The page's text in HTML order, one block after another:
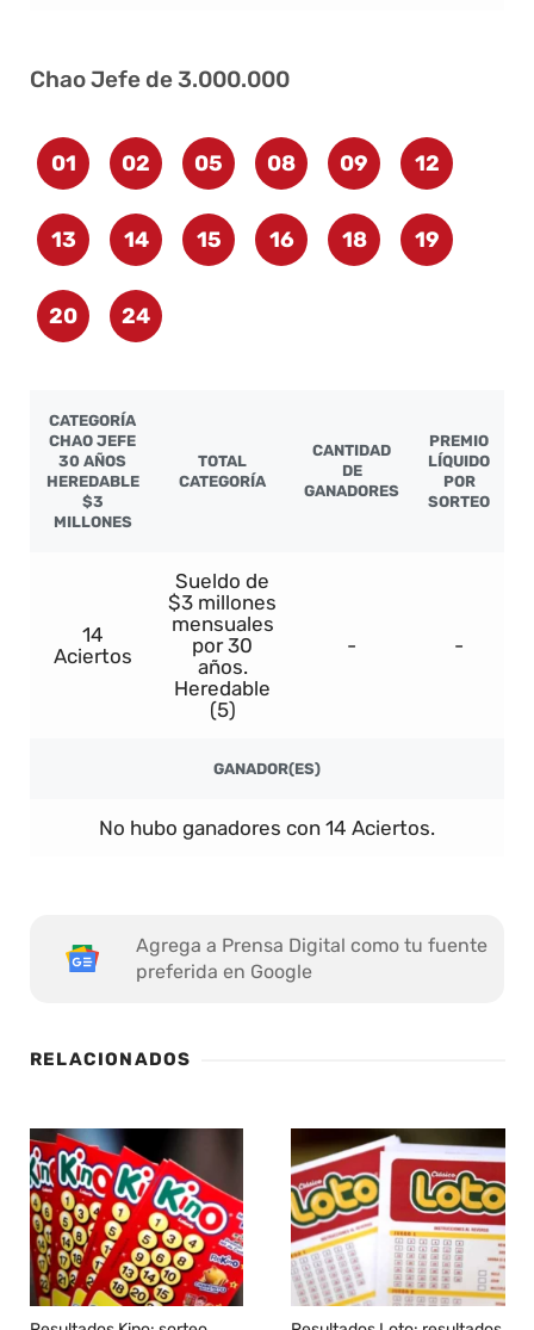
Chao Jefe de 3.000.000
01 02 05 08 09 12
13 14 15 16 18 19
20 24
CATEGORÍA
CHAO JEFE
30 AÑOS
HEREDABLE
$3
MILLONES
TOTAL
CATEGORÍA
CANTIDAD
DE
GANADORES
PREMIO
LÍQUIDO
POR
SORTEO
14
Aciertos
Sueldo de
$3 millones
mensuales
por 30
años.
Heredable
(5)
- -
GANADOR(ES)
No hubo ganadores con 14 Aciertos.
Agrega a Prensa Digital como tu fuente
preferida en Google
RELACIONADOS